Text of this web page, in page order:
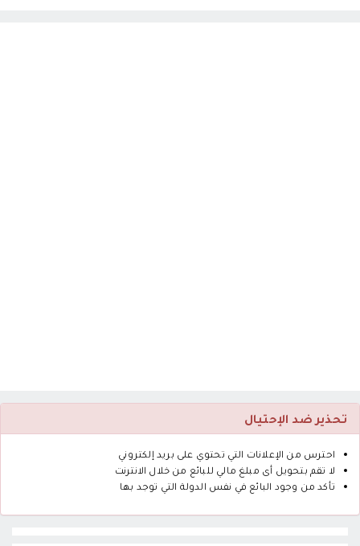
تحذير ضد الإحتيال
احترس من الإعلانات التي تحتوي على بريد إلكتروني
لا تقم بتحويل أى مبلغ مالي للبائع من خلال الانترنت
تأكد من وجود البائع في نفس الدولة التي توجد بها